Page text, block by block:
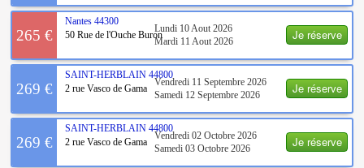
Je réserve
265 €
Nantes 44300
50 Rue de l'Ouche Buron
Lundi 10 Aout 2026
Mardi 11 Aout 2026
Je réserve
269 €
SAINT-HERBLAIN 44800
2 rue Vasco de Gama
Vendredi 11 Septembre 2026
Samedi 12 Septembre 2026
Je réserve
269 €
SAINT-HERBLAIN 44800
2 rue Vasco de Gama
Vendredi 02 Octobre 2026
Samedi 03 Octobre 2026